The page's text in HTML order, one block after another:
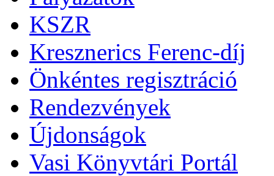
KSZR
Kresznerics Ferenc-díj
Önkéntes regisztráció
Rendezvények
Újdonságok
Vasi Könyvtári Portál